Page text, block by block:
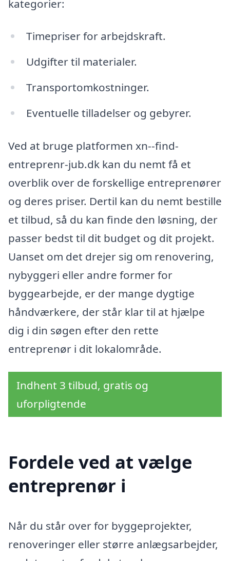
kategorier:
Timepriser for arbejdskraft.
Udgifter til materialer.
Transportomkostninger.
Eventuelle tilladelser og gebyrer.
Ved at bruge platformen xn--find-
entreprenr-jub.dk kan du nemt få et
overblik over de forskellige entreprenører
og deres priser. Dertil kan du nemt bestille
et tilbud, så du kan finde den løsning, der
passer bedst til dit budget og dit projekt.
Uanset om det drejer sig om renovering,
nybyggeri eller andre former for
byggearbejde, er der mange dygtige
håndværkere, der står klar til at hjælpe
dig i din søgen efter den rette
entreprenør i dit lokalområde.
Indhent 3 tilbud, gratis og
uforpligtende
Fordele ved at vælge
entreprenør i
Når du står over for byggeprojekter,
renoveringer eller større anlægsarbejder,